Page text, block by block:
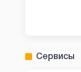
Сервисы